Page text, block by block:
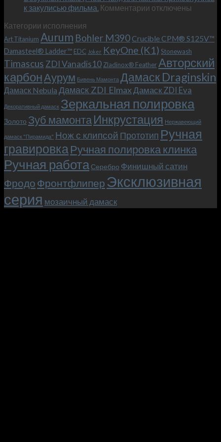
Теперь
и
клипсой!
к закулисью фильма. Комментарии к
Макс
(Mad
Max),
или
как
мы
прикоснулись
к
фильма.
отключены
Категории исполнения
Art Titanium Aurum Bohler M390Crucible CPM® S125V™
Damasteel® Ladder™ EDC Joker KeyOne (K1) Stonewash
Timascus ZDI Vanadis10 Zladinox® FeatherАвторский
карбонАурум Бивень Мамонта Дамаск Draginskin
Дамаск Nebula Дамаск ZDI Elmax Дамаск ZDI Eva
Декоративный дамаск Зеркальная полировка
Золото Зуб мамонтаИнкрустация Нержавеющий
дамаск "Пирамида" Нож с клипсой Прототип Ручная
гравировкаРучная полировка клинка
Ручная работа Серебро Финишный сатин
Фродо Фронтфлипер Эксклюзивная
серия мозаичный дамаск